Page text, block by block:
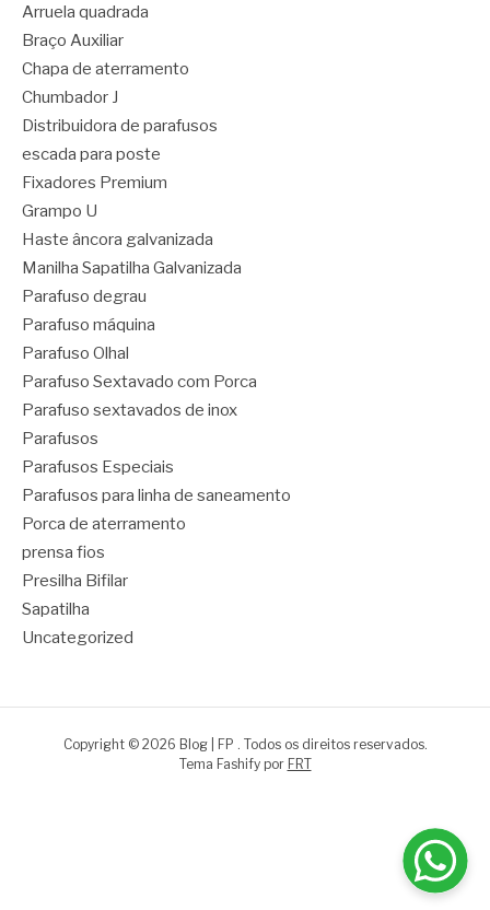
Arruela quadrada
Braço Auxiliar
Chapa de aterramento
Chumbador J
Distribuidora de parafusos
escada para poste
Fixadores Premium
Grampo U
Haste âncora galvanizada
Manilha Sapatilha Galvanizada
Parafuso degrau
Parafuso máquina
Parafuso Olhal
Parafuso Sextavado com Porca
Parafuso sextavados de inox
Parafusos
Parafusos Especiais
Parafusos para linha de saneamento
Porca de aterramento
prensa fios
Presilha Bifilar
Sapatilha
Uncategorized
Copyright © 2026 Blog | FP . Todos os direitos reservados.
Tema Fashify por FRT